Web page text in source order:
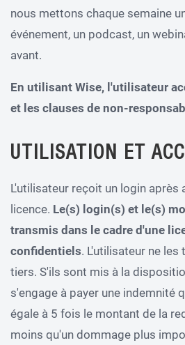
nous mettons chaque semaine
événement, un podcast, un
avant.
En utilisant Wise, l'utilisateur
et les clauses de non-
UTILISATION ET
L'utilisateur reçoit un login après
licence. Le(s) login(s) et le(s)
transmis dans le cadre d'une
confidentiels. L'utilisateur ne
tiers. S'ils sont mis à la
s'engage à payer une indemnité
égale à 5 fois le montant de la
moins qu'un dommage plus